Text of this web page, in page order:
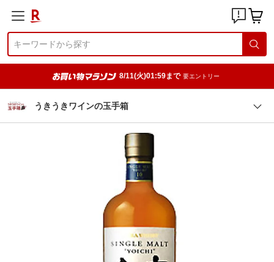
8/11(火)01:59まで 要エントリー
うきうきワインの玉手箱